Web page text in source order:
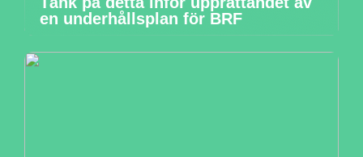
en underhållsplan för BRF